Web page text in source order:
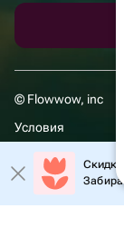
© Flowwow, inc
Условия
Обработка